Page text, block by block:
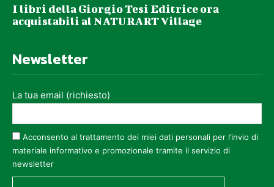
I libri della Giorgio Tesi Editrice ora
acquistabili al NATURART Village
Newsletter
La tua email (richiesto)
Acconsento al trattamento dei miei dati personali per l’invio di
materiale informativo e promozionale tramite il servizio di
newsletter